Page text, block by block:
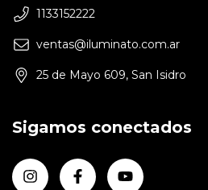
1133152222
ventas@iluminato.com.ar
25 de Mayo 609, San Isidro
Sigamos conectados